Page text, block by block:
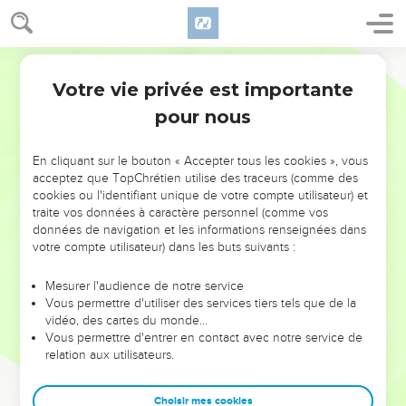
NE MANQUEZ PAS L’ÉVÉNEMENT
DE L’ANNÉE !
ET SI LEURS ERREURS POUVAIENT VOUS ÉVITER LES
VOTRES ?
leur foi ou leur vision. Mais on voit moins les doutes, les erreurs
et les saisons difficiles qu'ils ont traversés, alors même que ce
sont elles qui les ont façonnés.
Dans cette conférence, leaders, entrepreneurs, et responsables
clés pour avancer avec plus de sagesse afin que leurs erreurs
Votre vie privée est importante
pour nous
En cliquant sur le bouton « Accepter tous les cookies », vous
acceptez que TopChrétien utilise des traceurs (comme des
cookies ou l'identifiant unique de votre compte utilisateur) et
traite vos données à caractère personnel (comme vos
données de navigation et les informations renseignées dans
votre compte utilisateur) dans les buts suivants :
Mesurer l'audience de notre service
Vous permettre d'utiliser des services tiers tels que de la
vidéo, des cartes du monde…
Vous permettre d'entrer en contact avec notre service de
relation aux utilisateurs.
Choisir mes cookies